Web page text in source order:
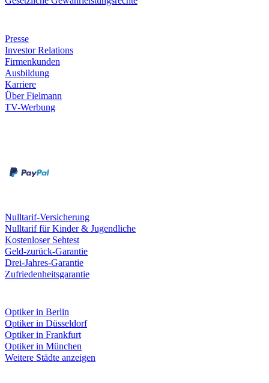
Presse
Investor Relations
Firmenkunden
Ausbildung
Karriere
Über Fielmann
TV-Werbung
Nulltarif-Versicherung
Nulltarif für Kinder & Jugendliche
Kostenloser Sehtest
Geld-zurück-Garantie
Drei-Jahres-Garantie
Zufriedenheitsgarantie
Optiker in Berlin
Optiker in Düsseldorf
Optiker in Frankfurt
Optiker in München
Weitere Städte anzeigen